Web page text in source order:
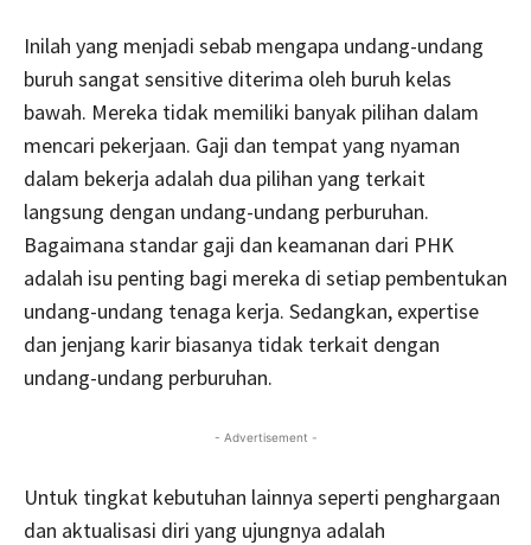
Inilah yang menjadi sebab mengapa undang-undang
buruh sangat sensitive diterima oleh buruh kelas
bawah. Mereka tidak memiliki banyak pilihan dalam
mencari pekerjaan. Gaji dan tempat yang nyaman
dalam bekerja adalah dua pilihan yang terkait
langsung dengan undang-undang perburuhan.
Bagaimana standar gaji dan keamanan dari PHK
adalah isu penting bagi mereka di setiap pembentukan
undang-undang tenaga kerja. Sedangkan, expertise
dan jenjang karir biasanya tidak terkait dengan
undang-undang perburuhan.
- Advertisement -
Untuk tingkat kebutuhan lainnya seperti penghargaan
dan aktualisasi diri yang ujungnya adalah